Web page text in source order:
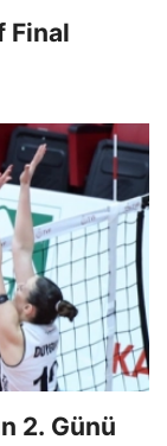
Final
2. Günü